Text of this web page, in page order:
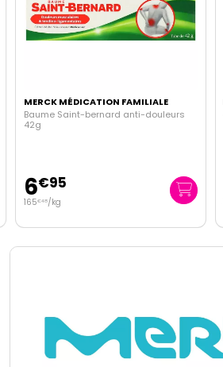
MERCK MÉDICATION FAMILIALE
Baume Saint-bernard anti-douleurs
42g
6€95
165€48/kg